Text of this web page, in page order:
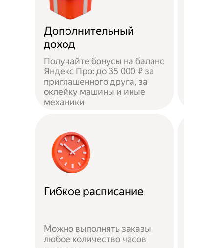
Дополнительный
доход
Получайте бонусы на баланс
Яндекс Про: до 35 000 ₽ за
приглашенного друга, за
оклейку машины и иные
механики
Гибкое расписание
Можно выполнять заказы
любое количество часов